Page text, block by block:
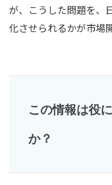
が、こうした問題を、
化させられるかが市場
この情報は役
か？